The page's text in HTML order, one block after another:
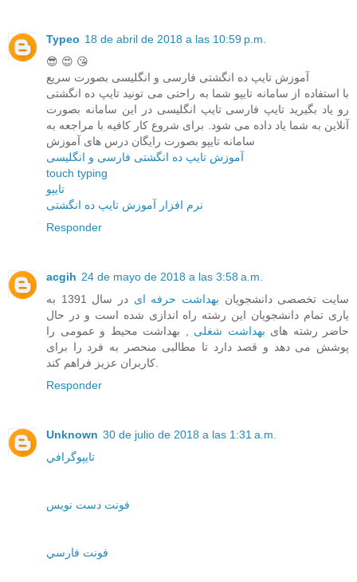
Typeo 18 de abril de 2018 a las 10:59 p.m.
😎 😍 😘
آموزش تایپ ده انگشتی فارسی و انگلیسی بصورت سریع
با استفاده از سامانه تایپو شما به راحتی می تونید تایپ ده انگشتی
رو یاد بگیرید تایپ فارسی تایپ انگلیسی در این سامانه بصورت
آنلاین به شما یاد داده می شود. برای شروع کار کافیه با مراجعه به
سامانه تایپو بصورت رایگان درس های آموزش
آموزش تایپ ده انگشتی فارسی و انگلیسی
touch typing
تایپو
نرم افزار آموزش تایپ ده انگشتی
Responder
acgih 24 de mayo de 2018 a las 3:58 a.m.
سایت تخصصی دانشجویان بهداشت حرفه ای
در سال 1391 به
یاری تمام دانشجویان این رشته راه اندازی شده است و در حال
حاضر رشته های بهداشت شغلی , بهداشت محیط و عمومی را
پوشش می دهد و قصد دارد تا مطالبی منحصر به فرد را برای
Responder
Unknown 30 de julio de 2018 a las 1:31 a.m.
تايپوگرافي
فونت دست نويس
فونت فارسي